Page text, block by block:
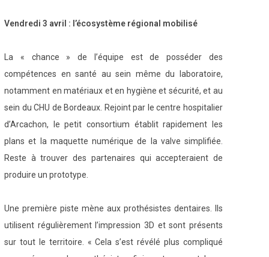
Vendredi 3 avril : l’écosystème régional mobilisé
La « chance » de l’équipe est de posséder des
compétences en santé au sein même du laboratoire,
notamment en matériaux et en hygiène et sécurité, et au
sein du CHU de Bordeaux. Rejoint par le centre hospitalier
d’Arcachon, le petit consortium établit rapidement les
plans et la maquette numérique de la valve simplifiée.
Reste à trouver des partenaires qui accepteraient de
produire un prototype.
Une première piste mène aux prothésistes dentaires. Ils
utilisent régulièrement l’impression 3D et sont présents
sur tout le territoire. « Cela s’est révélé plus compliqué